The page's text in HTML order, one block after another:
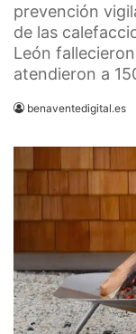
prevención
de las
León
atendieron a
benaventedigital.es